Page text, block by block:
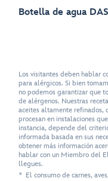
Botella de agua
Los visitantes deben hablar
para alérgicos. Si bien
no podemos garantizar que
de alérgenos. Nuestras
aceites altamente refinados,
procesan en instalaciones
instancia, depende del
informada basada en sus
obtener más información
hablar con un Miembro del
llegues.
* El consumo de carnes,